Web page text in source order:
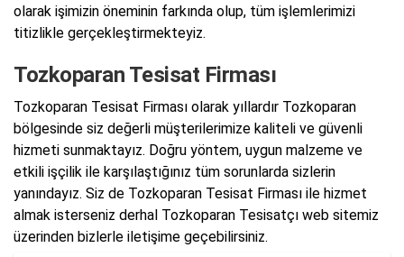
olarak işimizin öneminin farkında olup, tüm işlemlerimizi
titizlikle gerçekleştirmekteyiz.
Tozkoparan Tesisat Firması
Tozkoparan Tesisat Firması olarak yıllardır Tozkoparan
bölgesinde siz değerli müşterilerimize kaliteli ve güvenli
hizmeti sunmaktayız. Doğru yöntem, uygun malzeme ve
etkili işçilik ile karşılaştığınız tüm sorunlarda sizlerin
yanındayız. Siz de Tozkoparan Tesisat Firması ile hizmet
almak isterseniz derhal Tozkoparan Tesisatçı web sitemiz
üzerinden bizlerle iletişime geçebilirsiniz.